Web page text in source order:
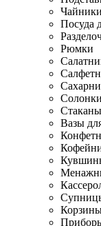
Чайники
Посуда
Рюмки
Солонки
Стаканы
Вазы